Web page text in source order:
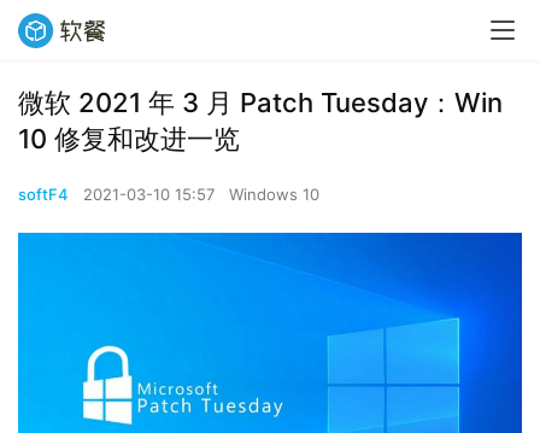
微软 2021 年 3 月 Patch Tuesday：Win
10 修复和改进一览
softF4 2021-03-10 15:57 Windows 10